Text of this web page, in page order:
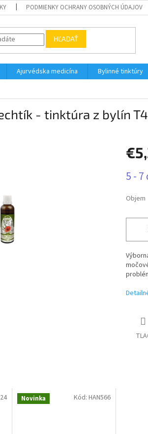
PODMIENKY OCHRANY OSOBNÝCH ÚDAJOV
HĽADAŤ
Ajurvédska medicína Bylinné tinktúry
- tinktúra z bylín
cena:
5 -
Objem
Novinka Kód: HAN566